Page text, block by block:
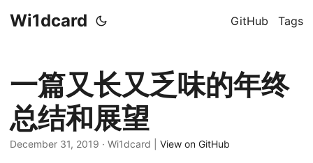
Wi1dcard GitHub Tags
一篇又长又乏味的年终
总结和展望
December 31, 2019 · Wi1dcard | View on GitHub